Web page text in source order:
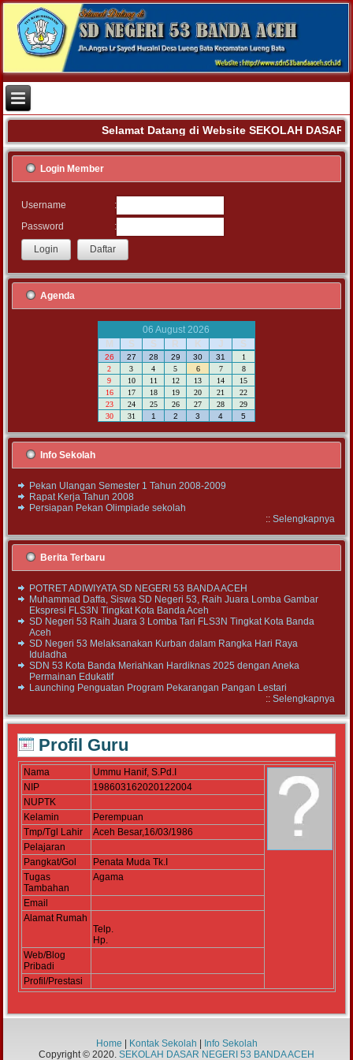
Selamat Datang di Website SEKOLAH DASAR
Login Member
Username
:
Password
:
Agenda
06 August 2026
M
S S R K J S
26 27 28 29 30 31
1
2
3 4 5 6 7
8
9
10 11 12 13 14
15
16
17 18 19 20 21
22
23
24 25 26 27 28
29
30
31 1 2 3 4 5
Info Sekolah
Pekan Ulangan Semester 1 Tahun 2008-2009
Rapat Kerja Tahun 2008
Persiapan Pekan Olimpiade sekolah
:: Selengkapnya
Berita Terbaru
POTRET ADIWIYATA SD NEGERI 53 BANDA ACEH
Muhammad Daffa, Siswa SD Negeri 53, Raih Juara Lomba Gambar
Ekspresi FLS3N Tingkat Kota Banda Aceh
SD Negeri 53 Raih Juara 3 Lomba Tari FLS3N Tingkat Kota Banda
Aceh
SD Negeri 53 Melaksanakan Kurban dalam Rangka Hari Raya
Iduladha
SDN 53 Kota Banda Meriahkan Hardiknas 2025 dengan Aneka
Permainan Edukatif
Launching Penguatan Program Pekarangan Pangan Lestari
:: Selengkapnya
Profil Guru
Nama
Ummu Hanif, S.Pd.I
NIP
198603162020122004
NUPTK
Kelamin
Perempuan
Tmp/Tgl Lahir
Aceh Besar,16/03/1986
Pelajaran
Pangkat/Gol
Penata Muda Tk.I
Tugas
Tambahan
Agama
Email
Alamat Rumah
Telp.
Hp.
Web/Blog
Pribadi
Profil/Prestasi
Home Kontak Sekolah
Info Sekolah
Copyright © 2020. SEKOLAH DASAR NEGERI 53 BANDA ACEH